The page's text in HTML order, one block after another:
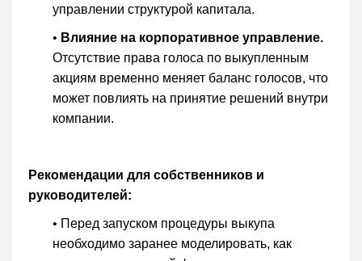
управлении структурой капитала.
• Влияние на корпоративное управление.
Отсутствие права голоса по выкупленным
акциям временно меняет баланс голосов, что
может повлиять на принятие решений внутри
компании.
Рекомендации для собственников и
руководителей:
• Перед запуском процедуры выкупа
необходимо заранее моделировать, как